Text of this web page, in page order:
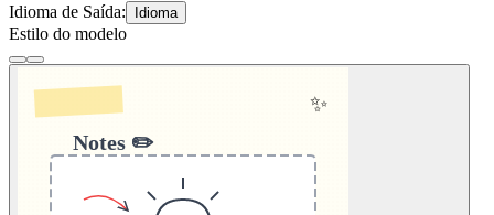
Idioma de Saída: Idioma
Estilo do modelo